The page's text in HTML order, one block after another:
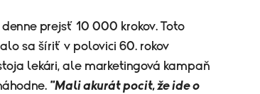
prejsť 10 000 krokov. Toto
sa šíriť v polovici 60. rokov
lekári, ale marketingová kampaň
"Mali akurát pocit, že ide o